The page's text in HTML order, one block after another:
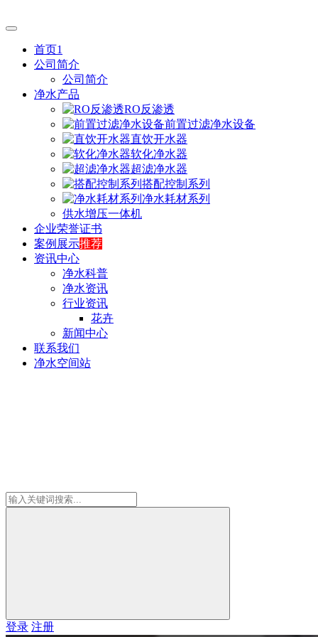
首页1
公司简介
公司简介
净水产品
RO反渗透
前置过滤净水设备
直饮开水器
软化净水器
超滤净水器
搭配控制系列
净水耗材系列
供水增压一体机
企业荣誉证书
案例展示推荐
资讯中心
净水科普
净水资讯
行业资讯
花卉
新闻中心
联系我们
净水空间站
登录 注册